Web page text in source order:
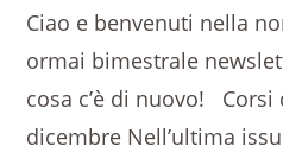
Ciao e benvenuti nella
ormai bimestrale
cosa c’è di nuovo!
dicembre Nell’ultima